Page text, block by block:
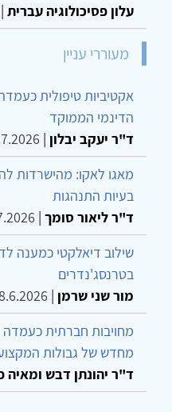
עלון פסיכולוגיה עברית |
מעוררי עניין
אקטיביות טיפולית
הדינמי הממוקד
ד"ר יעקב יבלון |
מאגו לאקו: מהישרדות
בעיות התנהגות
ד"ר ליאור סומך |
שילוב דיאלקטי כמענה
בטרנסג'נדרים
מור שני שרמן |
מחויבות חברתית
מחדש של גבולות
ד"ר יהונתן דבש ומאיה